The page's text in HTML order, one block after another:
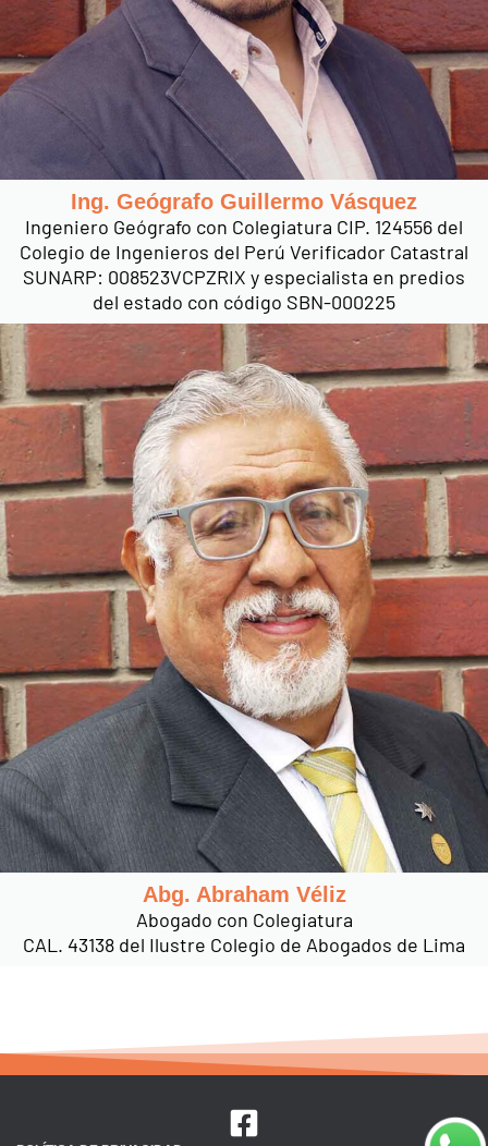
Ing. Geógrafo Guillermo Vásquez
Ingeniero Geógrafo con Colegiatura CIP. 124556 del
Colegio de Ingenieros del Perú Verificador Catastral
SUNARP: 008523VCPZRIX y especialista en predios
del estado con código SBN-000225
Abg. Abraham Véliz
Abogado con Colegiatura
CAL. 43138 del Ilustre Colegio de Abogados de Lima